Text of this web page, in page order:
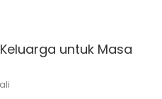
untuk Masa